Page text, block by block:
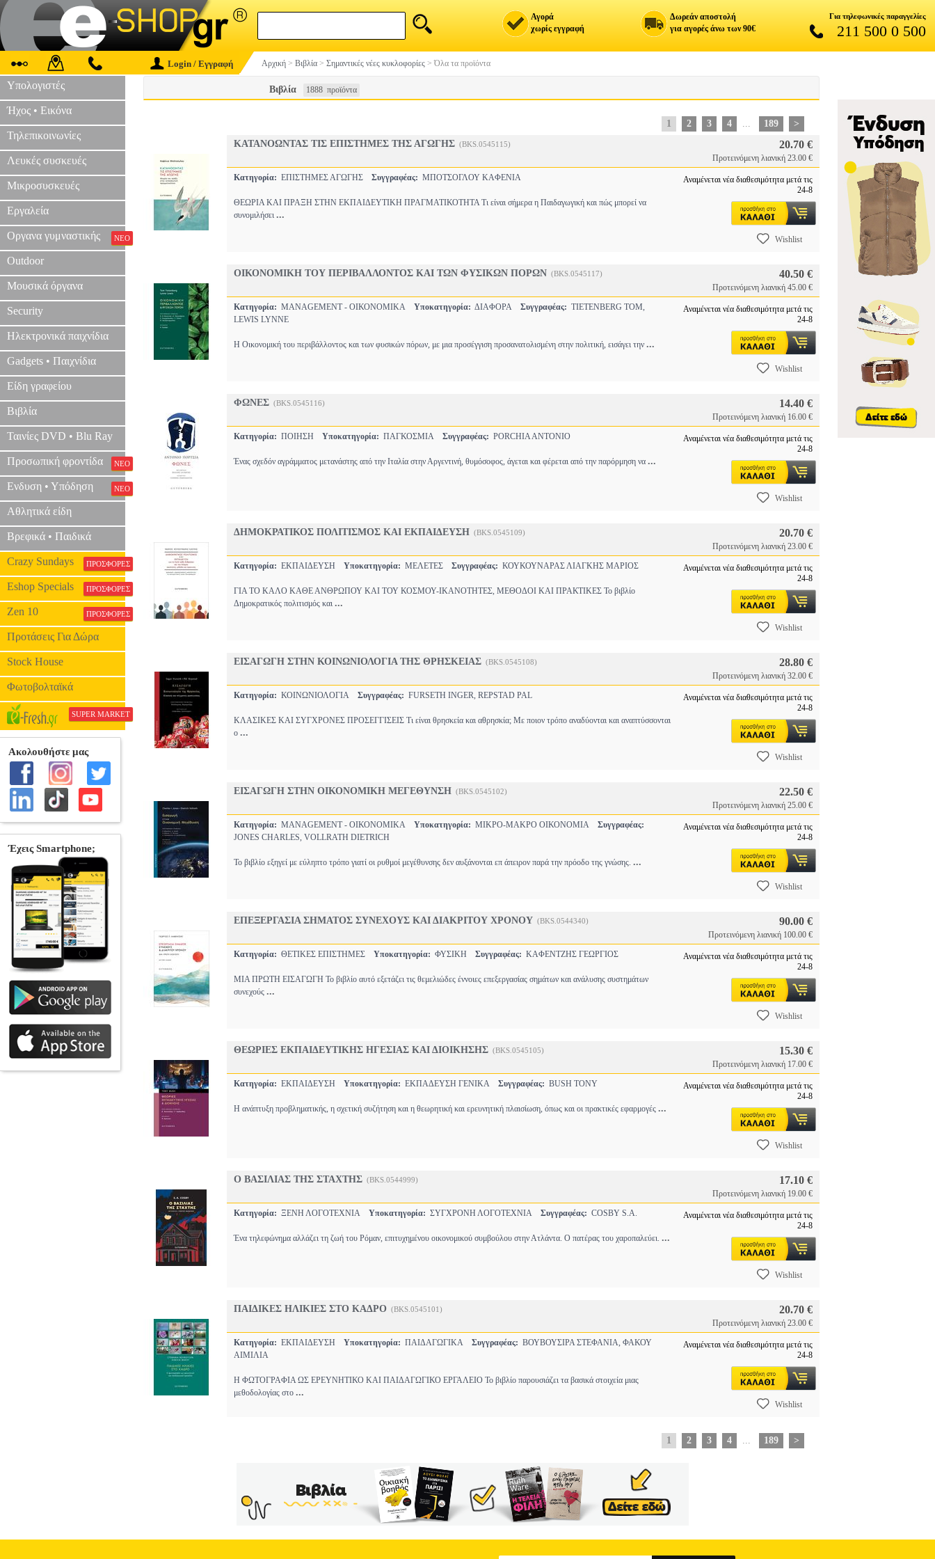
Αγορά
χωρίς εγγραφή
Δωρεάν αποστολή
για αγορές άνω των 90€
Για τηλεφωνικές παραγγελίες
211 500 0 500
Login / Εγγραφή Αρχική > Βιβλία > Σημαντικές νέες κυκλοφορίες >Όλα τα προϊόντα
Υπολογιστές
Ήχος • Εικόνα
Τηλεπικοινωνίες
Λευκές συσκευές
Μικροσυσκευές
Εργαλεία
Οργανα γυμναστικής ΝΕΟ
Outdoor
Μουσικά όργανα
Security
Ηλεκτρονικά παιχνίδια
Gadgets • Παιχνίδια
Είδη γραφείου
Βιβλία
Ταινίες DVD • Blu Ray
Προσωπική φροντίδα ΝΕΟ
Ενδυση • Υπόδηση ΝΕΟ
Αθλητικά είδη
Βρεφικά • Παιδικά
Crazy Sundays ΠΡΟΣΦΟΡΕΣ
Eshop Specials ΠΡΟΣΦΟΡΕΣ
Zen 10 ΠΡΟΣΦΟΡΕΣ
Προτάσεις Για Δώρα
Stock House
Φωτοβολταϊκά
SUPER MARKET
Βιβλία 1888 προϊόντα
1 2 3 4 ... 189
>
ΚΑΤΑΝΟΩΝΤΑΣ ΤΙΣ ΕΠΙΣΤΗΜΕΣ ΤΗΣ ΑΓΩΓΗΣ (BKS.0545115) 20.70 €
Προτεινόμενη λιανική 23.00 €
Κατηγορία: ΕΠΙΣΤΗΜΕΣ ΑΓΩΓΗΣ Συγγραφέας: ΜΠΟΤΣΟΓΛΟΥ ΚΑΦΕΝΙΑ
ΘΕΩΡΙΑ ΚΑΙ ΠΡΑΞΗ ΣΤΗΝ ΕΚΠΑΙΔΕΥΤΙΚΗ ΠΡΑΓΜΑΤΙΚΟΤΗΤΑ Τι είναι σήμερα η Παιδαγωγική και πώς μπορεί να
συνομιλήσει ...
Αναμένεται νέα διαθεσιμότητα μετά τις
24-8
Wishlist
ΟΙΚΟΝΟΜΙΚΗ ΤΟΥ ΠΕΡΙΒΑΛΛΟΝΤΟΣ ΚΑΙ ΤΩΝ ΦΥΣΙΚΩΝ ΠΟΡΩΝ (BKS.0545117) 40.50 €
Προτεινόμενη λιανική 45.00 €
Κατηγορία: MANAGEMENT - ΟΙΚΟΝΟΜΙΚΑ Υποκατηγορία: ΔΙΑΦΟΡΑ Συγγραφέας: TIETENBERG TOM,
LEWIS LYNNE
Η Οικονομική του περιβάλλοντος και των φυσικών πόρων, με μια προσέγγιση προσανατολισμένη στην πολιτική, εισάγει την ...
Αναμένεται νέα διαθεσιμότητα μετά τις
24-8
Wishlist
ΦΩΝΕΣ (BKS.0545116) 14.40 €
Προτεινόμενη λιανική 16.00 €
Κατηγορία: ΠΟΙΗΣΗ Υποκατηγορία: ΠΑΓΚΟΣΜΙΑ Συγγραφέας: PORCHIA ANTONIO
Ένας σχεδόν αγράμματος μετανάστης από την Ιταλία στην Αργεντινή, θυμόσοφος, άγεται και φέρεται από την παρόρμηση να ...
Αναμένεται νέα διαθεσιμότητα μετά τις
24-8
Wishlist
ΔΗΜΟΚΡΑΤΙΚΟΣ ΠΟΛΙΤΙΣΜΟΣ ΚΑΙ ΕΚΠΑΙΔΕΥΣΗ (BKS.0545109) 20.70 €
Προτεινόμενη λιανική 23.00 €
Κατηγορία: ΕΚΠΑΙΔΕΥΣΗ Υποκατηγορία: ΜΕΛΕΤΕΣ Συγγραφέας: ΚΟΥΚΟΥΝΑΡΑΣ ΛΙΑΓΚΗΣ ΜΑΡΙΟΣ
ΓΙΑ ΤΟ ΚΑΛΟ ΚΑΘΕ ΑΝΘΡΩΠΟΥ ΚΑΙ ΤΟΥ ΚΟΣΜΟΥ-ΙΚΑΝΟΤΗΤΕΣ, ΜΕΘΟΔΟΙ ΚΑΙ ΠΡΑΚΤΙΚΕΣ Το βιβλίο
Δημοκρατικός πολιτισμός και ...
Αναμένεται νέα διαθεσιμότητα μετά τις
24-8
Wishlist
ΕΙΣΑΓΩΓΗ ΣΤΗΝ ΚΟΙΝΩΝΙΟΛΟΓΙΑ ΤΗΣ ΘΡΗΣΚΕΙΑΣ (BKS.0545108) 28.80 €
Προτεινόμενη λιανική 32.00 €
Κατηγορία: ΚΟΙΝΩΝΙΟΛΟΓΙΑ Συγγραφέας: FURSETH INGER, REPSTAD PAL
ΚΛΑΣΙΚΕΣ ΚΑΙ ΣΥΓΧΡΟΝΕΣ ΠΡΟΣΕΓΓΙΣΕΙΣ Τι είναι θρησκεία και αθρησκία; Με ποιον τρόπο αναδύονται και αναπτύσσονται
ο ...
Αναμένεται νέα διαθεσιμότητα μετά τις
24-8
Wishlist
ΕΙΣΑΓΩΓΗ ΣΤΗΝ ΟΙΚΟΝΟΜΙΚΗ ΜΕΓΕΘΥΝΣΗ (BKS.0545102) 22.50 €
Προτεινόμενη λιανική 25.00 €
Κατηγορία: MANAGEMENT - ΟΙΚΟΝΟΜΙΚΑ Υποκατηγορία: ΜΙΚΡΟ-ΜΑΚΡΟ ΟΙΚΟΝΟΜΙΑ Συγγραφέας:
JONES CHARLES, VOLLRATH DIETRICH
Το βιβλίο εξηγεί με εύληπτο τρόπο γιατί οι ρυθμοί μεγέθυνσης δεν αυξάνονται επ άπειρον παρά την πρόοδο της γνώσης. ...
Αναμένεται νέα διαθεσιμότητα μετά τις
24-8
Wishlist
ΕΠΕΞΕΡΓΑΣΙΑ ΣΗΜΑΤΟΣ ΣΥΝΕΧΟΥΣ ΚΑΙ ΔΙΑΚΡΙΤΟΥ ΧΡΟΝΟΥ (BKS.0544340) 90.00 €
Προτεινόμενη λιανική 100.00 €
Κατηγορία: ΘΕΤΙΚΕΣ ΕΠΙΣΤΗΜΕΣ Υποκατηγορία: ΦΥΣΙΚΗ Συγγραφέας: ΚΑΦΕΝΤΖΗΣ ΓΕΩΡΓΙΟΣ
ΜΙΑ ΠΡΩΤΗ ΕΙΣΑΓΩΓΗ Το βιβλίο αυτό εξετάζει τις θεμελιώδες έννοιες επεξεργασίας σημάτων και ανάλυσης συστημάτων
συνεχούς ...
Αναμένεται νέα διαθεσιμότητα μετά τις
24-8
Wishlist
ΘΕΩΡΙΕΣ ΕΚΠΑΙΔΕΥΤΙΚΗΣ ΗΓΕΣΙΑΣ ΚΑΙ ΔΙΟΙΚΗΣΗΣ (BKS.0545105) 15.30 €
Προτεινόμενη λιανική 17.00 €
Κατηγορία: ΕΚΠΑΙΔΕΥΣΗ Υποκατηγορία: ΕΚΠΑΔΕΥΣΗ ΓΕΝΙΚΑ Συγγραφέας: BUSH TONY
Η ανάπτυξη προβληματικής, η σχετική συζήτηση και η θεωρητική και ερευνητική πλαισίωση, όπως και οι πρακτικές εφαρμογές ...
Αναμένεται νέα διαθεσιμότητα μετά τις
24-8
Wishlist
Ο ΒΑΣΙΛΙΑΣ ΤΗΣ ΣΤΑΧΤΗΣ (BKS.0544999) 17.10 €
Προτεινόμενη λιανική 19.00 €
Κατηγορία: ΞΕΝΗ ΛΟΓΟΤΕΧΝΙΑ Υποκατηγορία: ΣΥΓΧΡΟΝΗ ΛΟΓΟΤΕΧΝΙΑ Συγγραφέας: COSBY S.A.
Ένα τηλεφώνημα αλλάζει τη ζωή του Ρόμαν, επιτυχημένου οικονομικού συμβούλου στην Ατλάντα. Ο πατέρας του χαροπαλεύει. ...
Αναμένεται νέα διαθεσιμότητα μετά τις
24-8
Wishlist
ΠΑΙΔΙΚΕΣ ΗΛΙΚΙΕΣ ΣΤΟ ΚΑΔΡΟ (BKS.0545101) 20.70 €
Προτεινόμενη λιανική 23.00 €
Κατηγορία: ΕΚΠΑΙΔΕΥΣΗ Υποκατηγορία: ΠΑΙΔΑΓΩΓΙΚΑ Συγγραφέας: ΒΟΥΒΟΥΣΙΡΑ ΣΤΕΦΑΝΙΑ, ΦΑΚΟΥ
ΑΙΜΙΛΙΑ
Η ΦΩΤΟΓΡΑΦΙΑ ΩΣ ΕΡΕΥΝΗΤΙΚΟ ΚΑΙ ΠΑΙΔΑΓΩΓΙΚΟ ΕΡΓΑΛΕΙΟ Το βιβλίο παρουσιάζει τα βασικά στοιχεία μιας
μεθοδολογίας στο ...
Αναμένεται νέα διαθεσιμότητα μετά τις
24-8
Wishlist
1 2 3 4 ... 189 >